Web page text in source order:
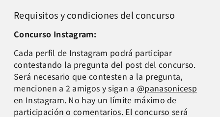
Requisitos y condiciones del concurso
Concurso Instagram:
Cada perfil de Instagram podrá participar
contestando la pregunta del post del concurso.
Será necesario que contesten a la pregunta,
mencionen a 2 amigos y sigan a @panasonicesp
en Instagram. No hay un límite máximo de
participación o comentarios. El concurso será